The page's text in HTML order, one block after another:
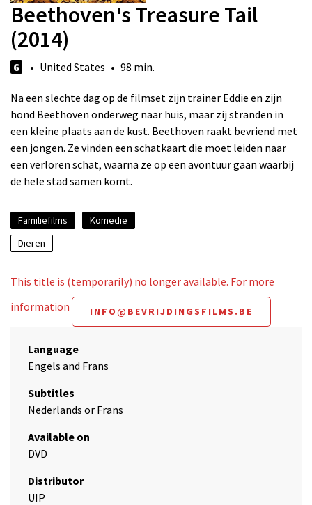
Beethoven's Treasure Tail
(2014)
6 • United States • 98 min.
Na een slechte dag op de filmset zijn trainer Eddie en zijn
hond Beethoven onderweg naar huis, maar zij stranden in
een kleine plaats aan de kust. Beethoven raakt bevriend met
een jongen. Ze vinden een schatkaart die moet leiden naar
een verloren schat, waarna ze op een avontuur gaan waarbij
de hele stad samen komt.
Familiefilms
Komedie
Dieren
This title is (temporarily) no longer available. For more
information
INFO@BEVRIJDINGSFILMS.BE
Language
Engels and Frans
Subtitles
Nederlands or Frans
Available on
DVD
Distributor
UIP